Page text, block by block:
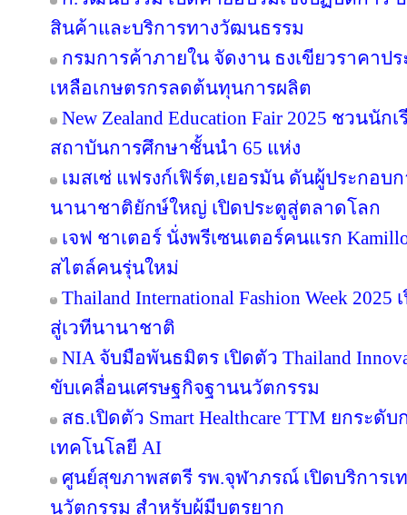
สินค้าและบริการทางวัฒนธรรม
กรมการค้าภายใน จัดงาน ธงเขียวราคาป
เหลือเกษตรกรลดต้นทุนการผลิต
New Zealand Education Fair 2025 ชวนนั
สถาบันการศึกษาชั้นนำ 65 แห่ง
เมสเซ่ แฟรงก์เฟิร์ต,เยอรมัน ดันผู้ประกอบ
นานาชาติยักษ์ใหญ่ เปิดประตูสู่ตลาดโลก
เจฟ ชาเตอร์ นั่งพรีเซนเตอร์คนแรก
สไตล์คนรุ่นใหม่
Thailand International Fashion Week
สู่เวทีนานาชาติ
NIA จับมือพันธมิตร เปิดตัว Thailand
ขับเคลื่อนเศรษฐกิจฐานนวัตกรรม
สธ.เปิดตัว Smart Healthcare TTM ยกระ
เทคโนโลยี AI
ศูนย์สุขภาพสตรี รพ.จุฬาภรณ์ เปิดบริการเ
นวัตกรรม สำหรับผู้มีบุตรยาก